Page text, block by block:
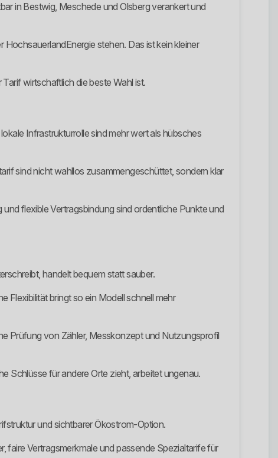
in Bestwig, Meschede und Olsberg verankert und
stehen. Das ist kein kleiner
wirtschaftlich die beste Wahl ist.
Infrastrukturrolle sind mehr wert als hübsches
sind nicht wahllos zusammengeschüttet, sondern klar
flexible Vertragsbindung sind ordentliche Punkte und
handelt bequem statt sauber.
Flexibilität bringt so ein Modell schnell mehr
Prüfung von Zähler, Messkonzept und Nutzungsprofil
Schlüsse für andere Orte zieht, arbeitet ungenau.
und sichtbarer Ökostrom-Option.
faire Vertragsmerkmale und passende Spezialtarife für